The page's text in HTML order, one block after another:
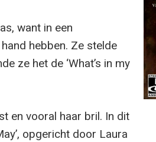
want in een
hebben. Ze stelde
ze het de ‘What’s in my
en vooral haar bril. In dit
opgericht door Laura